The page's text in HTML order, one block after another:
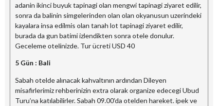
adanin ikinci buyuk tapinagi olan mengwi tapinagi ziyaret edilir,
sonra da balinin simgelerinden olan olan okyanusun uzerindeki
kayalara insa edilmis olan tanah lot tapinagi ziyaret edilir,
burada da gun batimi izlendikten sonra otele donulur.
Geceleme otelinizde. Tur ücreti USD 40
5 Gün : Bali
Sabah otelde alınacak kahvaltının ardından Dileyen
misafirlerimiz rehberinizin extra olarak organize edecegi Ubud
Turu’na katılabilirler. Sabah 09.00’da otelden hareket. ipek ve